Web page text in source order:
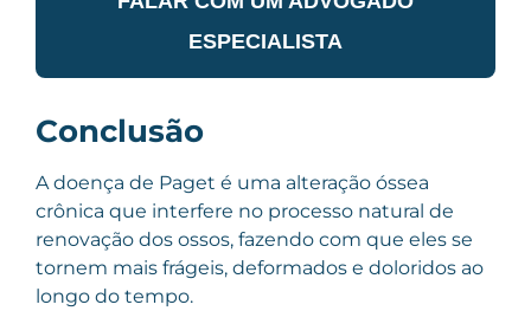
ESPECIALISTA
Conclusão
A doença de Paget é uma alteração óssea
crônica que interfere no processo natural de
renovação dos ossos, fazendo com que eles se
tornem mais frágeis, deformados e doloridos ao
longo do tempo.